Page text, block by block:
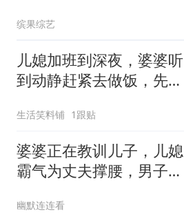
缤果综艺
儿媳加班到深夜，婆婆听
到动静赶紧去做饭，先有
生活笑料铺 1跟贴
婆婆正在教训儿子，儿媳
霸气为丈夫撑腰，男子以
幽默连连看